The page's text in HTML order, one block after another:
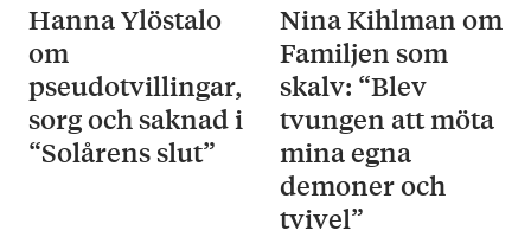
Hanna Ylöstalo
om
pseudotvillingar,
sorg och saknad i
“Solårens slut”
Nina Kihlman om
Familjen som
skalv: “Blev
tvungen att möta
mina egna
demoner och
tvivel”